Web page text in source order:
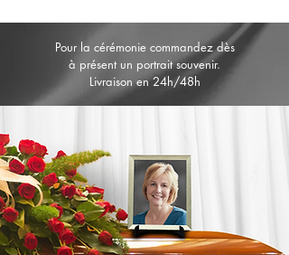
Pour la cérémonie commandez dès
à présent un portrait souvenir.
Livraison en 24h/48h